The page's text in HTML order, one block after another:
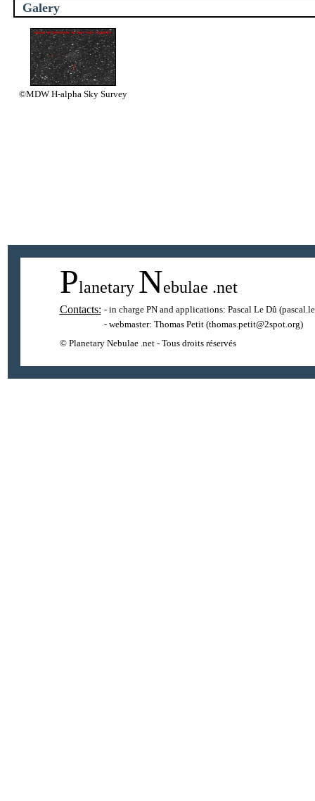
Galery
©MDW H-alpha Sky Survey
Planetary Nebulae .net
Contacts: - in charge PN and applications: Pascal Le Dû
- webmaster: Thomas Petit(thomas.petit@2spot.org)
© Planetary Nebulae .net - Tous droits réservés